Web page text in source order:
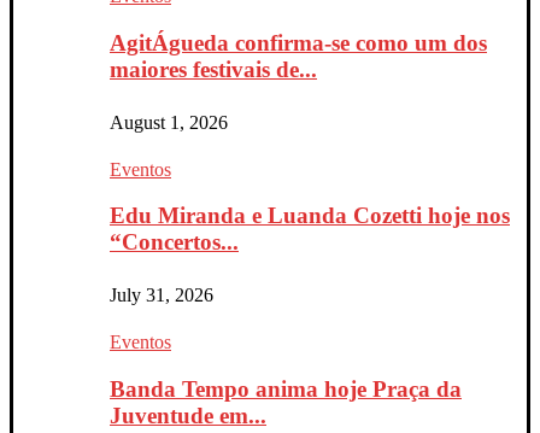
AgitÁgueda confirma-se como um dos
maiores festivais de...
August 1, 2026
Eventos
Edu Miranda e Luanda Cozetti hoje nos
“Concertos...
July 31, 2026
Eventos
Banda Tempo anima hoje Praça da
Juventude em...